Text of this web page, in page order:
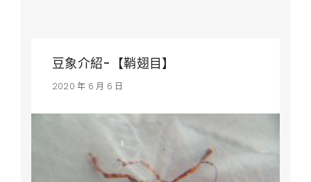
豆象介紹-【鞘翅目】
2020 年 6 月 6 日